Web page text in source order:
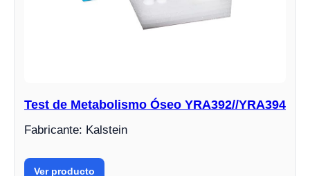
Test de Metabolismo Óseo YRA392//YRA394
Fabricante: Kalstein
Ver producto